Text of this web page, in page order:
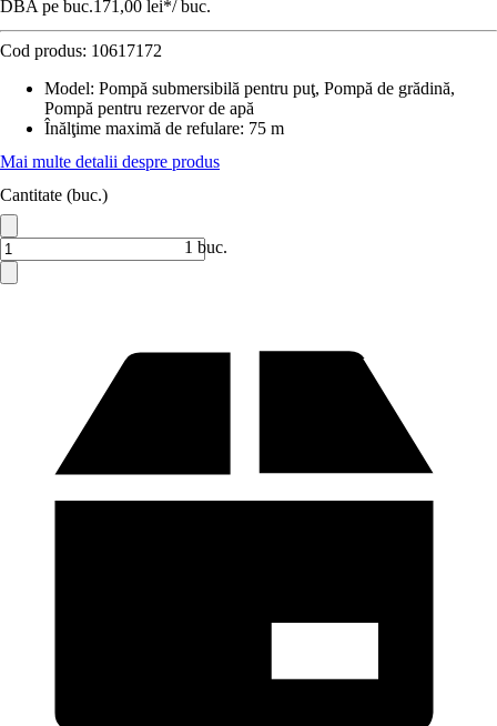
DBA pe buc.171,00 lei*/ buc.
Cod produs: 10617172
Model: Pompă submersibilă pentru puţ, Pompă de grădină,
Pompă pentru rezervor de apă
Înălţime maximă de refulare: 75 m
Mai multe detalii despre produs
Cantitate (buc.)
1 buc.